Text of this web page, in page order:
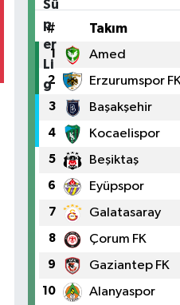
# Takım
1 Amed
2 Erzurumspor
3 Başakşehir
4 Kocaelispor
5 Beşiktaş
6 Eyüpspor
7 Galatasaray
8 Çorum FK
9 Gaziantep FK
10 Alanyaspor